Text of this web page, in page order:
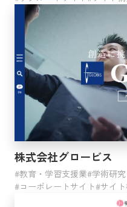
株式会社グロービス
教育・学習支援業 学術研
コーポレートサイト サイ